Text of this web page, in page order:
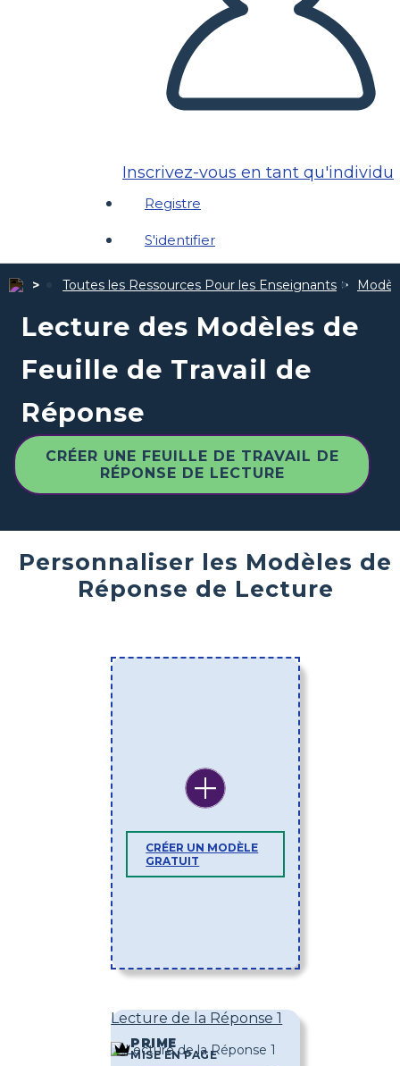
Inscrivez-vous en tant qu'individu
Registre
S'identifier
Toutes les Ressources Pour les Enseignants
Lecture des Modèles de
Feuille de Travail de
Réponse
CRÉER UNE FEUILLE DE TRAVAIL DE
RÉPONSE DE LECTURE
Personnaliser les Modèles de
Réponse de Lecture
CRÉER UN MODÈLE
GRATUIT
Lecture de la Réponse 1
PRIME
MISE EN PAGE